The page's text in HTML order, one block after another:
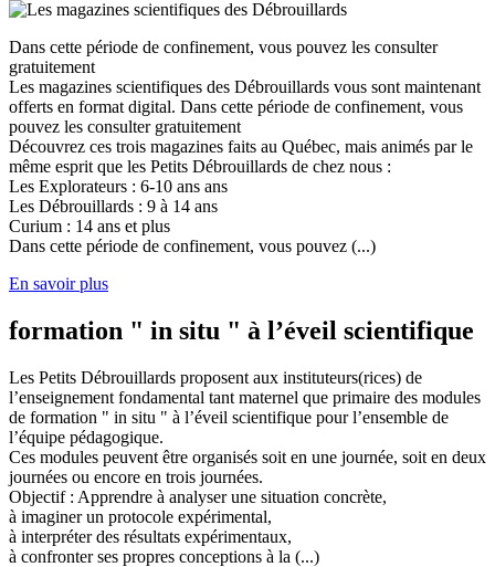
Dans cette période de confinement, vous pouvez les consulter
gratuitement
Les magazines scientifiques des Débrouillards vous sont maintenant
offerts en format digital. Dans cette période de confinement, vous
pouvez les consulter gratuitement
Découvrez ces trois magazines faits au Québec, mais animés par le
même esprit que les Petits Débrouillards de chez nous :
Les Explorateurs : 6-10 ans ans
Les Débrouillards : 9 à 14 ans
Curium : 14 ans et plus
Dans cette période de confinement, vous pouvez (...)
En savoir plus
formation " in situ " à l’éveil scientifique
Les Petits Débrouillards proposent aux instituteurs(rices) de
l’enseignement fondamental tant maternel que primaire des modules
de formation " in situ " à l’éveil scientifique pour l’ensemble de
l’équipe pédagogique.
Ces modules peuvent être organisés soit en une journée, soit en deux
journées ou encore en trois journées.
Objectif : Apprendre à analyser une situation concrète,
à imaginer un protocole expérimental,
à interpréter des résultats expérimentaux,
à confronter ses propres conceptions à la (...)